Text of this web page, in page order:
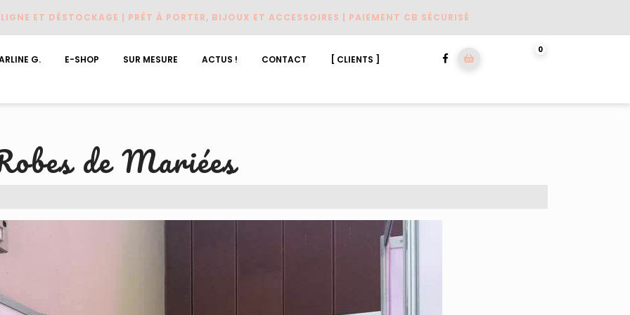
ET DÉSTOCKAGE | PRÊT À PORTER, BIJOUX ET ACCESSOIRES | PAIEMENT CB SÉCURISÉ
G. E-SHOP SUR MESURE ACTUS ! CONTACT [ CLIENTS ]
Facebook 0
de Mariées